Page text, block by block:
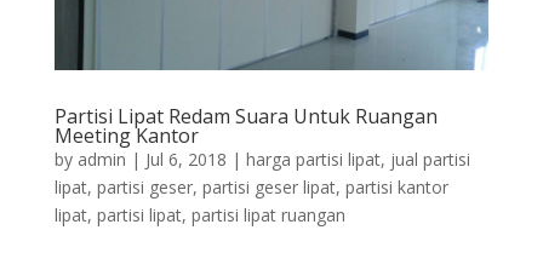
Partisi Lipat Redam Suara Untuk Ruangan
Meeting Kantor
by admin | Jul 6, 2018 | harga partisi lipat, jual partisi
lipat, partisi geser, partisi geser lipat, partisi kantor
lipat, partisi lipat, partisi lipat ruangan